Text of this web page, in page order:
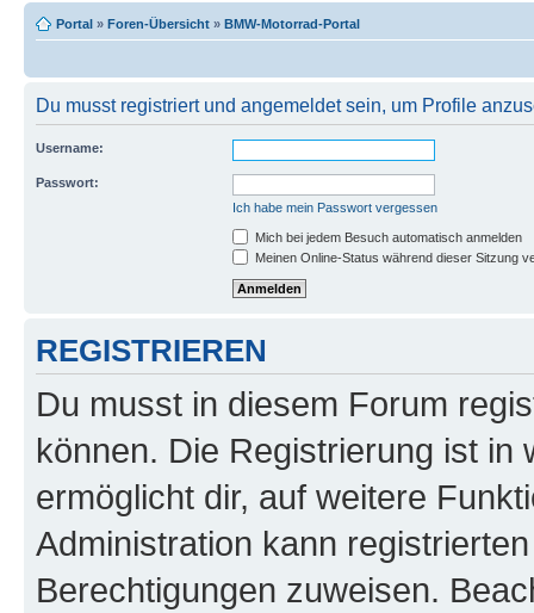
Portal » Foren-Übersicht » BMW-Motorrad-Portal
Du musst registriert und angemeldet sein, um Profile
Username:
Passwort:
Ich habe mein Passwort vergessen
Mich bei jedem Besuch automatisch anmelden
Meinen Online-Status während dieser Sitzung
REGISTRIEREN
Du musst in diesem Forum
können. Die Registrierung ist in
ermöglicht dir, auf weitere
Administration kann
Berechtigungen zuweisen.